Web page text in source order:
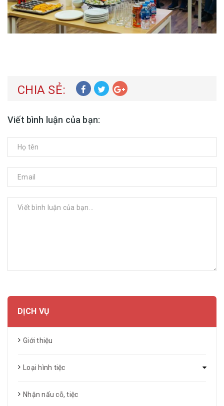
CHIA SẺ:
Viết bình luận của bạn:
DỊCH VỤ
Giới thiệu
Loại hình tiệc
Nhận nấu cỗ, tiệc